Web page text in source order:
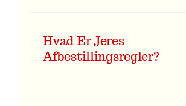
Hvad Er Jeres
Afbestillingsregler?